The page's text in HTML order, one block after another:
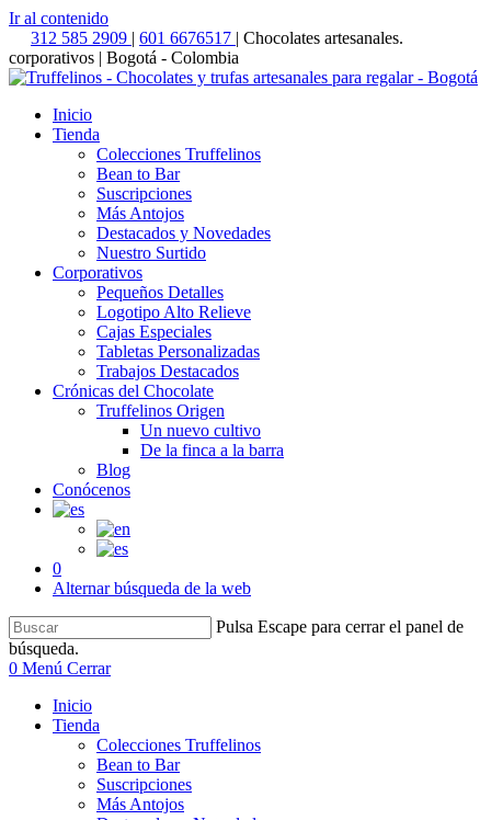
Ir al contenido
312 585 2909 | 601 6676517 | Chocolates artesanales.
corporativos | Bogotá - Colombia
Inicio
Tienda
Colecciones Truffelinos
Bean to Bar
Suscripciones
Más Antojos
Destacados y Novedades
Nuestro Surtido
Corporativos
Pequeños Detalles
Logotipo Alto Relieve
Cajas Especiales
Tabletas Personalizadas
Trabajos Destacados
Crónicas del Chocolate
Truffelinos Origen
Un nuevo cultivo
De la finca a la barra
Blog
Conócenos
0
Alternar búsqueda de la web
Pulsa Escape para cerrar el panel de
búsqueda.
0 Menú Cerrar
Inicio
Tienda
Colecciones Truffelinos
Bean to Bar
Suscripciones
Más Antojos